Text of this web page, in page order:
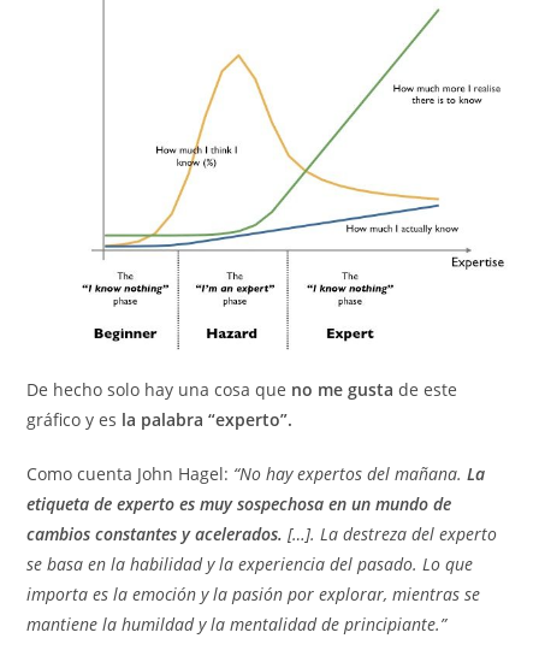
De hecho solo hay una cosa que no me gusta de este
gráfico y es la palabra “experto”.
Como cuenta John Hagel: “No hay expertos del mañana.La
etiqueta de experto es muy sospechosa en un mundo de
cambios constantes y acelerados. […]. La destreza del experto
se basa en la habilidad y la experiencia del pasado. Lo que
importa es la emoción y la pasión por explorar, mientras se
mantiene la humildad y la mentalidad de principiante.”